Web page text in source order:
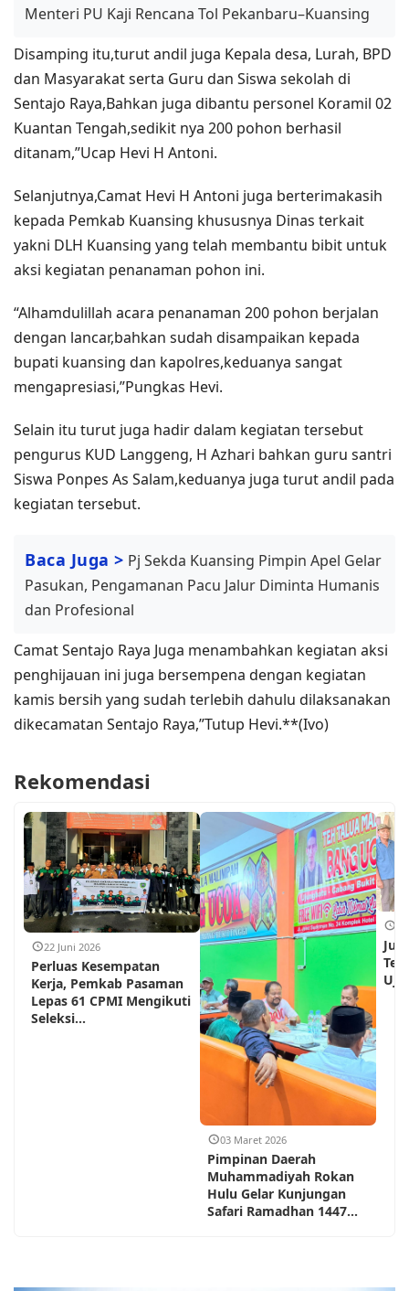
Menteri PU Kaji Rencana Tol Pekanbaru–Kuansing
Disamping itu,turut andil juga Kepala desa, Lurah, BPD
dan Masyarakat serta Guru dan Siswa sekolah di
Sentajo Raya,Bahkan juga dibantu personel Koramil 02
Kuantan Tengah,sedikit nya 200 pohon berhasil
ditanam,”Ucap Hevi H Antoni.
Selanjutnya,Camat Hevi H Antoni juga berterimakasih
kepada Pemkab Kuansing khususnya Dinas terkait
yakni DLH Kuansing yang telah membantu bibit untuk
aksi kegiatan penanaman pohon ini.
“Alhamdulillah acara penanaman 200 pohon berjalan
dengan lancar,bahkan sudah disampaikan kepada
bupati kuansing dan kapolres,keduanya sangat
mengapresiasi,”Pungkas Hevi.
Selain itu turut juga hadir dalam kegiatan tersebut
pengurus KUD Langgeng, H Azhari bahkan guru santri
Siswa Ponpes As Salam,keduanya juga turut andil pada
kegiatan tersebut.
Baca Juga > Pj Sekda Kuansing Pimpin Apel Gelar
Pasukan, Pengamanan Pacu Jalur Diminta Humanis
dan Profesional
Camat Sentajo Raya Juga menambahkan kegiatan aksi
penghijauan ini juga bersempena dengan kegiatan
kamis bersih yang sudah terlebih dahulu dilaksanakan
dikecamatan Sentajo Raya,”Tutup Hevi.**(Ivo)
Rekomendasi
22 Juni 2026
Perluas Kesempatan
Kerja, Pemkab Pasaman
Lepas 61 CPMI Mengikuti
Seleksi...
03 Maret 2026
Pimpinan Daerah
Muhammadiyah Rokan
Hulu Gelar Kunjungan
Safari Ramadhan 1447...